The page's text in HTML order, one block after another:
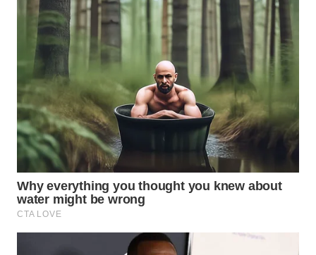
KARO
WN
LABUHANBATU
WN
TAPANULI
TENGAH
WN DELI
SERDANG